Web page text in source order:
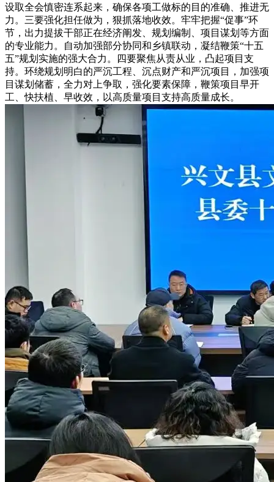
设取全会慎密连系起来，确保各项工做标的目的准确、推进无
力。三要强化担任做为，狠抓落地收效。牢牢把握“促事”环
节，出力提拔干部正在经济阐发、规划编制、项目谋划等方面
的专业能力。自动加强部分协同和乡镇联动，凝结鞭策“十五
五”规划实施的强大合力。四要聚焦从责从业，凸起项目支
持。环绕规划明白的严沉工程、沉点财产和严沉项目，加强项
目谋划储蓄，全力对上争取，强化要素保障，鞭策项目早开
工、快扶植、早收效，以高质量项目支持高质量成长。